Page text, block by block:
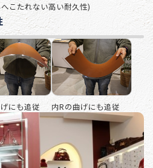
こたれない高い耐久性)
にも追従 内Rの曲げにも追従